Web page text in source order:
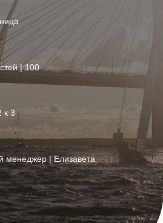
| 100
к 3
менеджер | Елизавета